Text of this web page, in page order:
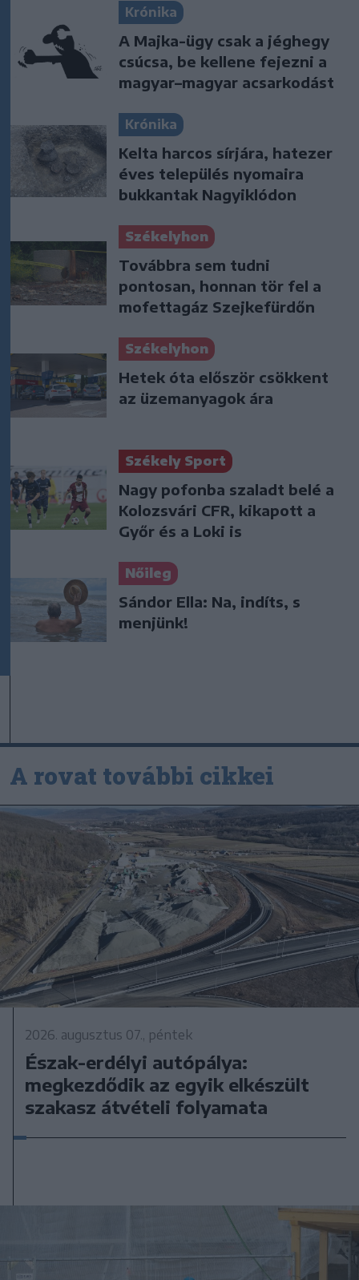
Krónika
A Majka-ügy csak a jéghegy
csúcsa, be kellene fejezni a
magyar–magyar acsarkodást
Krónika
Kelta harcos sírjára, hatezer
éves település nyomaira
bukkantak Nagyiklódon
Székelyhon
Továbbra sem tudni
pontosan, honnan tör fel a
mofettagáz Szejkefürdőn
Székelyhon
Hetek óta először csökkent
az üzemanyagok ára
Székely Sport
Nagy pofonba szaladt belé a
Kolozsvári CFR, kikapott a
Győr és a Loki is
Nőileg
Sándor Ella: Na, indíts, s
menjünk!
A rovat további cikkei
2026. augusztus 07., péntek
Észak-erdélyi autópálya:
megkezdődik az egyik elkészült
szakasz átvételi folyamata